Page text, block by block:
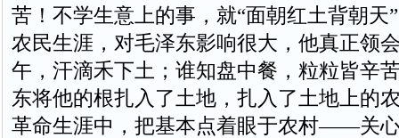
苦！不学生意上的事，就“面朝红土背朝天
农民生涯，对毛泽东影响很大，他真正领
午，汗滴禾下土；谁知盘中餐，粒粒皆辛
东将他的根扎入了土地，扎入了土地上的
革命生涯中，把基本点着眼于农村——关